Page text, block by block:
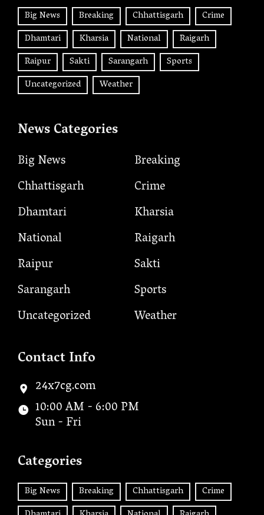
Big News Breaking Chhattisgarh
Crime
Dhamtari
Kharsia National
Raigarh
Raipur
Sakti Sarangarh
Sports
Uncategorized
Weather
News Categories
Big News
Breaking
Chhattisgarh
Crime
Dhamtari
Kharsia
National
Raigarh
Raipur
Sakti
Sarangarh
Sports
Uncategorized
Weather
Contact Info
24x7cg.com
10:00 AM - 6:00 PM
Sun - Fri
Categories
Big News Breaking Chhattisgarh
Crime